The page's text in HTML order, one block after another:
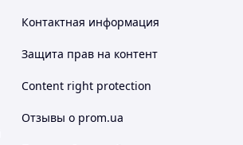
Контактная информация
Защита прав на контент
Content right protection
Отзывы о prom.ua